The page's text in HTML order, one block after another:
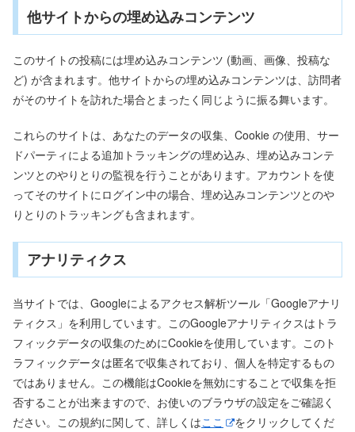
他サイトからの埋め込みコンテンツ
このサイトの投稿には埋め込みコンテンツ (動画、画像、投稿な
ど) が含まれます。他サイトからの埋め込みコンテンツは、訪問者
がそのサイトを訪れた場合とまったく同じように振る舞います。
これらのサイトは、あなたのデータの収集、Cookie の使用、サー
ドパーティによる追加トラッキングの埋め込み、埋め込みコンテ
ンツとのやりとりの監視を行うことがあります。アカウントを使
ってそのサイトにログイン中の場合、埋め込みコンテンツとのや
りとりのトラッキングも含まれます。
アナリティクス
当サイトでは、Googleによるアクセス解析ツール「Googleアナリ
ティクス」を利用しています。このGoogleアナリティクスはトラ
フィックデータの収集のためにCookieを使用しています。このト
ラフィックデータは匿名で収集されており、個人を特定するもの
ではありません。この機能はCookieを無効にすることで収集を拒
否することが出来ますので、お使いのブラウザの設定をご確認く
ださい。この規約に関して、詳しくはここ
をクリックしてくだ